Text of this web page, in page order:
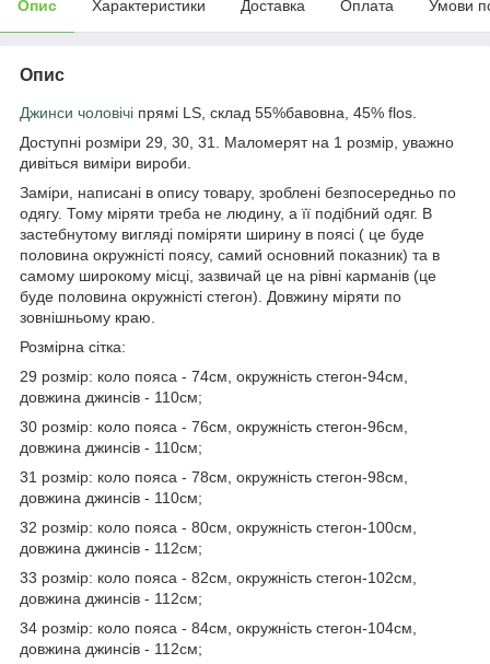
Опис Характеристики Доставка Оплата Умови
Опис
Джинси чоловічі прямі LS, склад 55%бавовна, 45% flos.
Доступні розміри 29, 30, 31. Маломерят на 1 розмір, уважно
дивіться виміри вироби.
Заміри, написані в опису товару, зроблені безпосередньо по
одягу. Тому міряти треба не людину, а її подібний одяг. В
застебнутому вигляді поміряти ширину в поясі ( це буде
половина окружністі поясу, самий основний показник) та в
самому широкому місці, зазвичай це на рівні карманів (це
буде половина окружністі стегон). Довжину міряти по
зовнішньому краю.
Розмірна сітка:
29 розмір: коло пояса - 74см, окружність стегон-94см,
довжина джинсів - 110см;
30 розмір: коло пояса - 76см, окружність стегон-96см,
довжина джинсів - 110см;
31 розмір: коло пояса - 78см, окружність стегон-98см,
довжина джинсів - 110см;
32 розмір: коло пояса - 80см, окружність стегон-100см,
довжина джинсів - 112см;
33 розмір: коло пояса - 82см, окружність стегон-102см,
довжина джинсів - 112см;
34 розмір: коло пояса - 84см, окружність стегон-104см,
довжина джинсів - 112см;